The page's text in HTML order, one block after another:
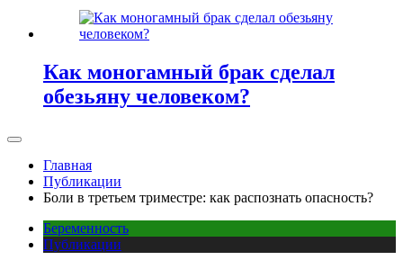
Как моногамный брак сделал
обезьяну человеком?
Главная
Публикации
Боли в третьем триместре: как распознать опасность?
Беременность
Публикации